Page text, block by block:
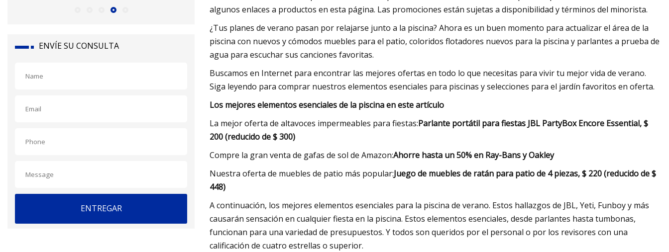
ENVÍE SU CONSULTA
ENTREGAR
algunos enlaces a productos en esta página. Las promociones están sujetas a disponibilidad y términos del minorista.
¿Tus planes de verano pasan por relajarse junto a la piscina? Ahora es un buen momento para actualizar el área de la
piscina con nuevos y cómodos muebles para el patio, coloridos flotadores nuevos para la piscina y parlantes a prueba de
agua para escuchar sus canciones favoritas.
Buscamos en Internet para encontrar las mejores ofertas en todo lo que necesitas para vivir tu mejor vida de verano.
Siga leyendo para comprar nuestros elementos esenciales para piscinas y selecciones para el jardín favoritos en oferta.
Los mejores elementos esenciales de la piscina en este artículo
La mejor oferta de altavoces impermeables para fiestas:Parlante portátil para fiestas JBL PartyBox Encore Essential, $
200 (reducido de $ 300)
Compre la gran venta de gafas de sol de Amazon:Ahorre hasta un 50% en Ray-Bans y Oakley
Nuestra oferta de muebles de patio más popular:Juego de muebles de ratán para patio de 4 piezas, $ 220 (reducido de $
448)
A continuación, los mejores elementos esenciales para la piscina de verano. Estos hallazgos de JBL, Yeti, Funboy y más
causarán sensación en cualquier fiesta en la piscina. Estos elementos esenciales, desde parlantes hasta tumbonas,
funcionan para una variedad de presupuestos. Y todos son queridos por el personal o por los revisores con una
calificación de cuatro estrellas o superior.